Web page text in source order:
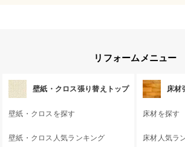
リフォームメニュー
壁紙・クロス張り替えトップ
壁紙・クロスを探す
壁紙・クロス人気ランキング
床材
床材を探す
床材人気ラ